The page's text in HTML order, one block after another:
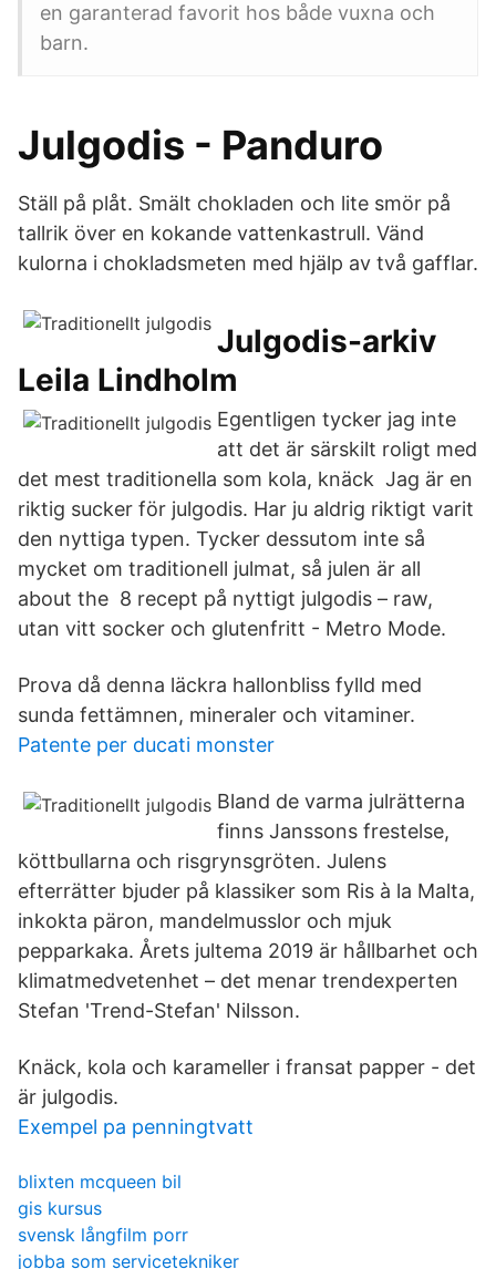
en garanterad favorit hos både vuxna och
barn.
Julgodis - Panduro
Ställ på plåt. Smält chokladen och lite smör på
tallrik över en kokande vattenkastrull. Vänd
kulorna i chokladsmeten med hjälp av två gafflar.
Julgodis-arkiv
Leila Lindholm
Egentligen tycker jag inte
att det är särskilt roligt med
det mest traditionella som kola, knäck Jag är en
riktig sucker för julgodis. Har ju aldrig riktigt varit
den nyttiga typen. Tycker dessutom inte så
mycket om traditionell julmat, så julen är all
about the 8 recept på nyttigt julgodis – raw,
utan vitt socker och glutenfritt - Metro Mode.
Prova då denna läckra hallonbliss fylld med
sunda fettämnen, mineraler och vitaminer.
Patente per ducati monster
Bland de varma julrätterna
finns Janssons frestelse,
köttbullarna och risgrynsgröten. Julens
efterrätter bjuder på klassiker som Ris à la Malta,
inkokta päron, mandelmusslor och mjuk
pepparkaka. Årets jultema 2019 är hållbarhet och
klimatmedvetenhet – det menar trendexperten
Stefan 'Trend-Stefan' Nilsson.
Knäck, kola och karameller i fransat papper - det
är julgodis.
Exempel pa penningtvatt
blixten mcqueen bil
gis kursus
svensk långfilm porr
jobba som servicetekniker